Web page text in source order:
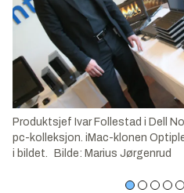
Produktsjef Ivar Follestad i Dell
pc-kolleksjon. iMac-klonen
i bildet.
Bilde: Marius Jørgenrud